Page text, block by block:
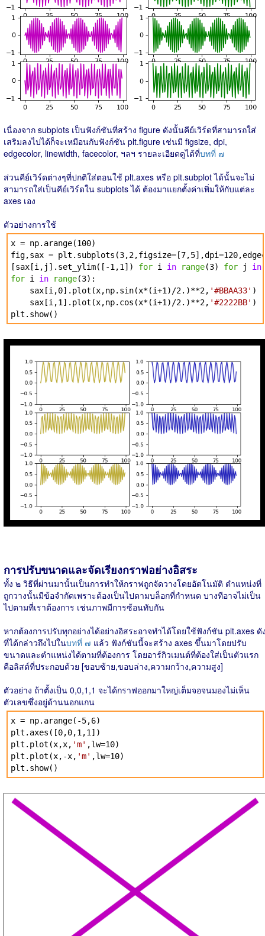
เนื่องจาก subplots เป็นฟังก์ชันที่สร้าง figure ดังนั้นคีย์เวิร์ดที่สามารถใส่
เสริมลงไปได้ก็จะเหมือนกับฟังก์ชัน plt.figure เช่นมี figsize, dpi,
edgecolor, linewidth, facecolor, ฯลฯ รายละเอียดดูได้ที่บทที่ ๗
ส่วนคีย์เวิร์ดต่างๆที่ปกติใส่ตอนใช้ plt.axes หรือ plt.subplot ได้นั้นจะไม่
สามารถใส่เป็นคีย์เวิร์ดใน subplots ได้ ต้องมาแยกตั้งค่าเพิ่มให้กับแต่ละ
axes เอง
ตัวอย่างการใช้
x = np.arange(100)
fig,sax =
[sax[i,j].set_ylim([-1,1]) for i in range(3) for j in
for i in range(3):
sax[i,0].plot(x,np.sin(x*(i+1)/2.)**2, '#BBAA33' )
sax[i,1].plot(x,np.cos(x*(i+1)/2.)**2, '#2222BB' )
plt.show()
การปรับขนาดและจัดเรียงกราฟอย่างอิสระ
ทั้ง ๒ วิธีที่ผ่านมานั้นเป็นการทำให้กราฟถูกจัดวางโดยอัตโนมัติ ตำแหน่งที่
ถูกวางนั้นมีข้อจำกัดเพราะต้องเป็นไปตามบล็อกที่กำหนด บางทีอาจไม่เป็น
ไปตามที่เราต้องการ เช่นภาพมีการซ้อนทับกัน
หากต้องการปรับทุกอย่างได้อย่างอิสระอาจทำได้โดยใช้ฟังก์ชัน plt.axes ดั
ที่ได้กล่าวถึงไปในบทที่ ๗ แล้ว ฟังก์ชันนี้จะสร้าง axes ขึ้นมาโดยปรับ
ขนาดและตำแหน่งได้ตามที่ต้องการ โดยอาร์กิวเมนต์ที่ต้องใส่เป็นตัวแรก
คือลิสต์ที่ประกอบด้วย [ขอบซ้าย,ขอบล่าง,ความกว้าง,ความสูง]
ตัวอย่าง ถ้าตั้งเป็น 0,0,1,1 จะได้กราฟออกมาใหญ่เต็มจอจนมองไม่เห็น
ตัวเลขซึ่งอยู่ด้านนอกแกน
x = np.arange(-5,6)
plt.axes([0,0,1,1])
plt.plot(x,x, 'm' ,lw=10)
plt.plot(x,-x, 'm' ,lw=10)
plt.show()